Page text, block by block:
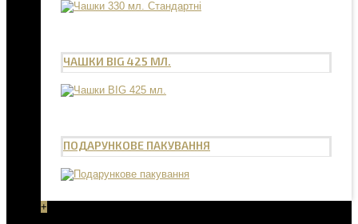
ЧАШКИ BIG 425 МЛ.
ПОДАРУНКОВЕ ПАКУВАННЯ
+